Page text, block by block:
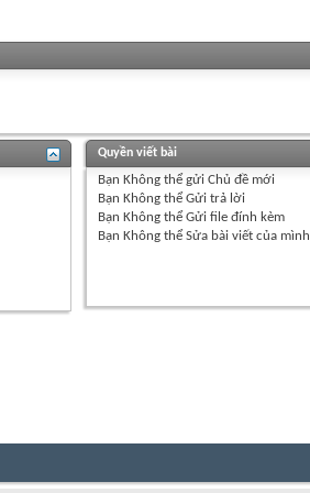
Quyền viết bài
Bạn Không thểgửi Chủ đề mới
Bạn Không thểGửi trả lời
Bạn Không thểGửi file đính kèm
Bạn Không thểSửa bài viết của mình